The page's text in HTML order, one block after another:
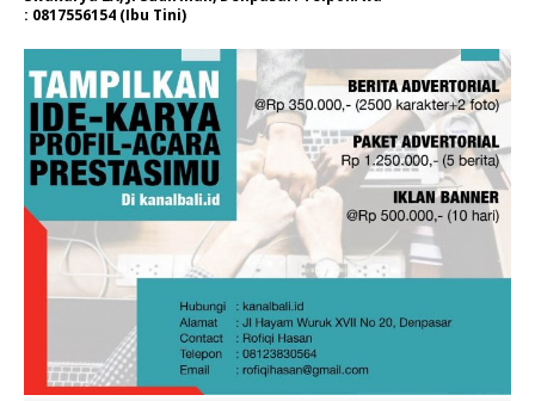
: 0817556154 (Ibu Tini)